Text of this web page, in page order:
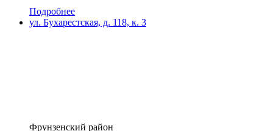
Подробнее
ул. Бухарестская, д. 118, к. 3
Фрунзенский район